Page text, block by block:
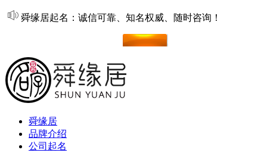
舜缘居起名：诚信可靠、知名权威、随时咨询！
舜缘居
品牌介绍
公司起名